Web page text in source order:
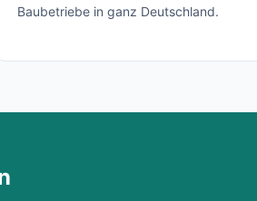
Baubetriebe in ganz Deutschland.